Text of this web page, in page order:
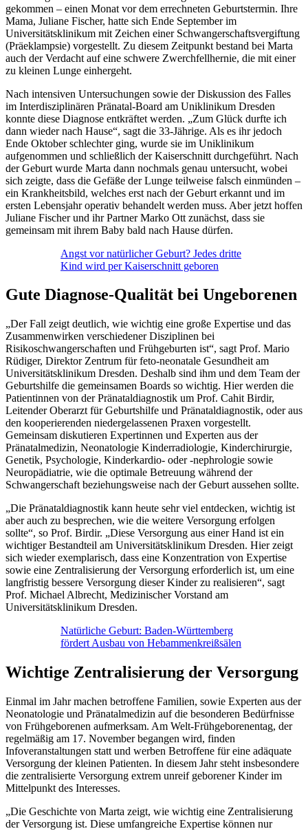
gekommen – einen Monat vor dem errechneten Geburtstermin. Ihre
Mama, Juliane Fischer, hatte sich Ende September im
Universitätsklinikum mit Zeichen einer Schwangerschaftsvergiftung
(Präeklampsie) vorgestellt. Zu diesem Zeitpunkt bestand bei Marta
auch der Verdacht auf eine schwere Zwerchfellhernie, die mit einer
zu kleinen Lunge einhergeht.
Nach intensiven Untersuchungen sowie der Diskussion des Falles
im Interdisziplinären Pränatal-Board am Uniklinikum Dresden
konnte diese Diagnose entkräftet werden. „Zum Glück durfte ich
dann wieder nach Hause“, sagt die 33-Jährige. Als es ihr jedoch
Ende Oktober schlechter ging, wurde sie im Uniklinikum
aufgenommen und schließlich der Kaiserschnitt durchgeführt. Nach
der Geburt wurde Marta dann nochmals genau untersucht, wobei
sich zeigte, dass die Gefäße der Lunge teilweise falsch einmünden –
ein Krankheitsbild, welches erst nach der Geburt erkannt und im
ersten Lebensjahr operativ behandelt werden muss. Aber jetzt hoffen
Juliane Fischer und ihr Partner Marko Ott zunächst, dass sie
gemeinsam mit ihrem Baby bald nach Hause dürfen.
Angst vor natürlicher Geburt? Jedes dritte
Kind wird per Kaiserschnitt geboren
Gute Diagnose-Qualität bei Ungeborenen
„Der Fall zeigt deutlich, wie wichtig eine große Expertise und das
Zusammenwirken verschiedener Disziplinen bei
Risikoschwangerschaften und Frühgeburten ist“, sagt Prof. Mario
Rüdiger, Direktor Zentrum für feto-neonatale Gesundheit am
Universitätsklinikum Dresden. Deshalb sind ihm und dem Team der
Geburtshilfe die gemeinsamen Boards so wichtig. Hier werden die
Patientinnen von der Pränataldiagnostik um Prof. Cahit Birdir,
Leitender Oberarzt für Geburtshilfe und Pränataldiagnostik, oder aus
den kooperierenden niedergelassenen Praxen vorgestellt.
Gemeinsam diskutieren Expertinnen und Experten aus der
Pränatalmedizin, Neonatologie Kinderradiologie, Kinderchirurgie,
Genetik, Psychologie, Kinderkardio- oder -nephrologie sowie
Neuropädiatrie, wie die optimale Betreuung während der
Schwangerschaft beziehungsweise nach der Geburt aussehen sollte.
„Die Pränataldiagnostik kann heute sehr viel entdecken, wichtig ist
aber auch zu besprechen, wie die weitere Versorgung erfolgen
sollte“, so Prof. Birdir. „Diese Versorgung aus einer Hand ist ein
wichtiger Bestandteil am Universitätsklinikum Dresden. Hier zeigt
sich wieder exemplarisch, dass eine Konzentration von Expertise
sowie eine Zentralisierung der Versorgung erforderlich ist, um eine
langfristig bessere Versorgung dieser Kinder zu realisieren“, sagt
Prof. Michael Albrecht, Medizinischer Vorstand am
Universitätsklinikum Dresden.
Natürliche Geburt: Baden-Württemberg
fördert Ausbau von Hebammenkreißsälen
Wichtige Zentralisierung der Versorgung
Einmal im Jahr machen betroffene Familien, sowie Experten aus der
Neonatologie und Pränatalmedizin auf die besonderen Bedürfnisse
von Frühgeborenen aufmerksam. Am Welt-Frühgeborenentag, der
regelmäßig am 17. November begangen wird, finden
Infoveranstaltungen statt und werben Betroffene für eine adäquate
Versorgung der kleinen Patienten. In diesem Jahr steht insbesondere
die zentralisierte Versorgung extrem unreif geborener Kinder im
Mittelpunkt des Interesses.
„Die Geschichte von Marta zeigt, wie wichtig eine Zentralisierung
der Versorgung ist. Diese umfangreiche Expertise können nur